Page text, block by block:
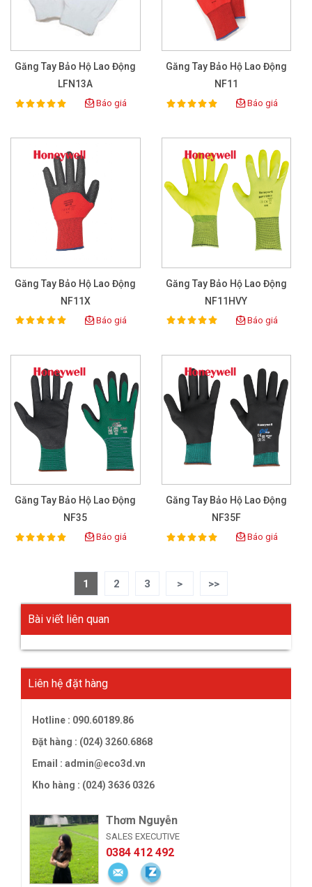
Găng Tay Bảo Hộ Lao Động
LFN13A
Rating:
100% Báo giá
Găng Tay Bảo Hộ Lao Động
NF11
Rating:
100% Báo giá
Găng Tay Bảo Hộ Lao Động
NF11X
Rating:
100% Báo giá
Găng Tay Bảo Hộ Lao Động
NF11HVY
Rating:
100% Báo giá
Găng Tay Bảo Hộ Lao Động
NF35
Rating:
100% Báo giá
Găng Tay Bảo Hộ Lao Động
NF35F
Rating:
100% Báo giá
1 2 3 > >>
Bài viết liên quan
Liên hệ đặt hàng
Hotline : 090.60189.86
Đặt hàng : (024) 3260.6868
Email : admin@eco3d.vn
Kho hàng : (024) 3636 0326
Thơm Nguyễn
SALES EXECUTIVE
0384 412 492